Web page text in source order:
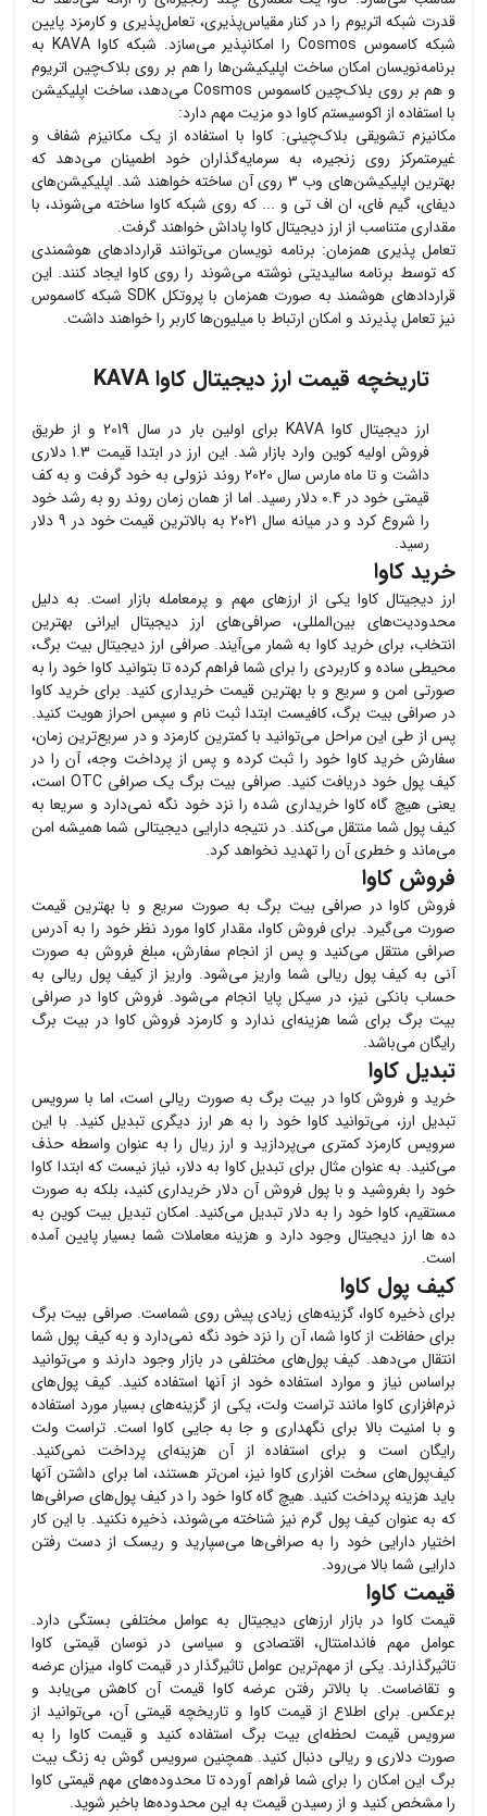
قدرت شبکه اتریوم را در کنار مقیاس‌پذیری، تعامل‌پذیری و کارمزد پایین
شبکه کاسموس Cosmos را امکانپذیر می‎‌سازد. شبکه کاوا KAVA به
برنامه‌نویسان امکان ساخت اپلیکیشن‌ها را هم بر روی بلاک‌چین اتریوم
و هم بر روی بلاک‌چین کاسموس Cosmos می‌دهد، ساخت اپلیکیشن
با استفاده از اکوسیستم کاوا دو مزیت مهم دارد:
مکانیزم تشویقی بلاک‌چینی: کاوا با استفاده از یک مکانیزم شفاف و
غیرمتمرکز روی زنجیره، به سرمایه‌گذاران خود اطمینان می‌دهد که
بهترین اپلیکیشن‌های وب 3 روی آن ساخته خواهند شد. اپلیکیشن‌های
دیفای، گیم فای، ان اف تی و ... که روی شبکه کاوا ساخته می‌شوند، با
مقداری متناسب از ارز دیجیتال کاوا پاداش خواهند گرفت.
تعامل پذیری همزمان: برنامه نویسان می‌توانند قراردادهای هوشمندی
که توسط برنامه سالیدیتی نوشته می‌‎شوند را روی کاوا ایجاد کنند. این
قراردادهای هوشمند به صورت همزمان با پروتکل SDK شبکه کاسموس
نیز تعامل پذیرند و امکان ارتباط با میلیون‌ها کاربر را خواهند داشت.
تاریخچه قیمت ارز دیجیتال کاوا KAVA
ارز دیجیتال کاوا KAVA برای اولین بار در سال 2019 و از طریق
فروش اولیه کوین وارد بازار شد. این ارز در ابتدا قیمت 1.3 دلاری
داشت و تا ماه مارس سال 2020 روند نزولی به خود گرفت و به کف
قیمتی خود در 0.4 دلار رسید. اما از همان زمان روند رو به رشد خود
را شروع کرد و در میانه سال 2021 به بالاترین قیمت خود در 9 دلار
رسید.
خرید کاوا
ارز دیجیتالکاوا یکی از ارزهای مهم و پرمعامله بازار است. به دلیل
محدودیت‌های بین‌المللی، صرافی‌های ارز دیجیتال ایرانی بهترین
انتخاب، برای خرید کاوابه شمار می‌آیند. صرافی ارز دیجیتال بیت برگ،
محیطی ساده و کاربردی را برای شما فراهم کرده تا بتوانید کاواخود را به
صورتی امن و سریع و با بهترین قیمت خریداری کنید. برای خرید کاوا
در صرافی بیت برگ، کافیست ابتدا ثبت نام و سپس احراز هویت کنید.
پس از طی این مراحل می‌توانید با کمترین کارمزد و در سریع‌ترین زمان،
سفارش خرید کاوا خود را ثبت کرده و پس از پرداخت وجه، آن را در
کیف پول خود دریافت کنید. صرافی بیت برگ یک صرافی OTC است،
یعنی هیچ گاه کاوا خریداری شده را نزد خود نگه نمی‌دارد و سریعا به
کیف پول شما منتقل می‌کند. در نتیجه دارایی دیجیتالی شما همیشه امن
می‌ماند و خطری آن را تهدید نخواهد کرد.
فروش کاوا
فروش کاوادر صرافی بیت برگ به صورت سریع و با بهترین قیمت
صورت می‌گیرد. برای فروشکاوا، مقدار کاوا مورد نظر خود را به آدرس
صرافی منتقل می‌کنید و پس از انجام سفارش، مبلغ فروش به صورت
آنی به کیف پول ریالی شما واریز می‌شود. واریز از کیف پول ریالی به
حساب بانکی نیز، در سیکل پایا انجام می‌شود. فروش کاوادر صرافی
بیت برگ برای شما هزینه‌ای ندارد و کارمزد فروش کاوادر بیت برگ
رایگان می‌باشد.
تبدیل کاوا
خرید و فروش کاوادر بیت برگ به صورت ریالی است، اما با سرویس
تبدیل ارز، می‌توانید کاواخود را به هر ارز دیگری تبدیل کنید. با این
سرویس کارمزد کمتری می‌پردازید و ارز ریال را به عنوان واسطه حذف
می‌کنید. به عنوان مثال برای تبدیلکاوا به دلار، نیاز نیست که ابتدا کاوا
خود را بفروشید و با پول فروش آن دلار خریداری کنید، بلکه به صورت
مستقیم، کاوا خود را به دلار تبدیل می‌کنید. امکان تبدیل بیت کوین به
ده ها ارز دیجیتال وجود دارد و هزینه معاملات شما بسیار پایین آمده
است.
کیف پول کاوا
برای ذخیره کاوا، گزینه‌های زیادی پیش روی شماست. صرافی بیت برگ
برای حفاظت از کاواشما، آن را نزد خود نگه نمی‌دارد و به کیف پول شما
انتقال می‌دهد. کیف پول‌های مختلفی در بازار وجود دارند و می‌توانید
براساس نیاز و موارد استفاده خود از آنها استفاده کنید. کیف پول‌های
نرم‌افزاری کاوامانند تراست ولت، یکی از گزینه‌های بسیار مورد استفاده
و با امنیت بالا برای نگهداری و جا به جایی کاوااست. تراست ولت
رایگان است و برای استفاده از آن هزینه‌ای پرداخت نمی‌کنید.
کیف‌پول‌های سخت افزاری کاوانیز، امن‌تر هستند، اما برای داشتن آنها
باید هزینه پرداخت کنید. هیچ گاهکاوا خود را در کیف پول‌های صرافی‌ها
که به عنوان کیف پول گرم نیز شناخته می‌شوند، ذخیره نکنید. با این کار
اختیار دارایی خود را به صرافی‌ها می‌سپارید و ریسک از دست رفتن
دارایی شما بالا می‌رود.
قیمت کاوا
قیمتکاوا در بازار ارزهای دیجیتال به عوامل مختلفی بستگی دارد.
عوامل مهم فاندامنتال، اقتصادی و سیاسی در نوسان قیمتی کاوا
تاثیرگذارند. یکی از مهم‌ترین عوامل تاثیرگذار در قیمتکاوا، میزان عرضه
و تقاضاست. با بالاتر رفتن عرضه کاوا قیمت آن کاهش می‌یابد و
برعکس. برای اطلاع از قیمتکاوا و تاریخچه قیمتی آن، می‌توانید از
سرویس قیمت لحظه‌ای بیت برگ استفاده کنید و قیمتکاوا را به
صورت دلاری و ریالی دنبال کنید. همچنین سرویس گوش به زنگ بیت
برگ این امکان را برای شما فراهم آورده تا محدوده‌های مهم قیمتی کاوا
را مشخص کنید و از رسیدن قیمت به این محدوده‌ها باخبر شوید.